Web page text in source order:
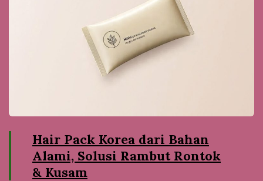
Hair Pack Korea dari Bahan
Alami, Solusi Rambut Rontok
& Kusam